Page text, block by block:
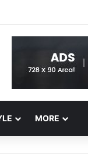
MORE